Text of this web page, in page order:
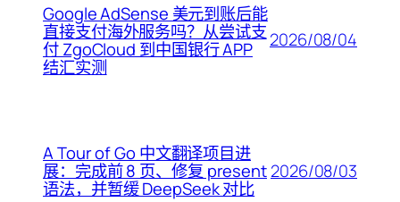
Google AdSense 美元到账后能
直接支付海外服务吗？从尝试支
付 ZgoCloud 到中国银行 APP
结汇实测
2026/08/04
A Tour of Go 中文翻译项目进
展：完成前 8 页、修复 present
语法，并暂缓 DeepSeek 对比
2026/08/03